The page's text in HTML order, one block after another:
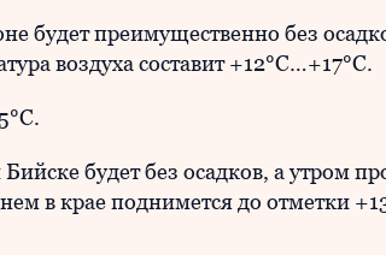
будет преимущественно без
воздуха составит +12°C…+17°C.
Бийске будет без осадков, а утром
в крае поднимется до отметки